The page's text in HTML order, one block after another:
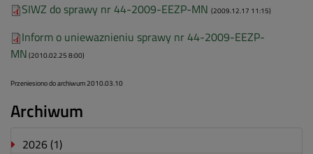
SIWZ do sprawy nr 44-2009-EEZP-MN (2009.12.17 11:15)
Inform o uniewaznieniu sprawy nr 44-2009-EEZP-
MN (2010.02.25 8:00)
Przeniesiono do archiwum 2010.03.10
Archiwum
2026 (1)